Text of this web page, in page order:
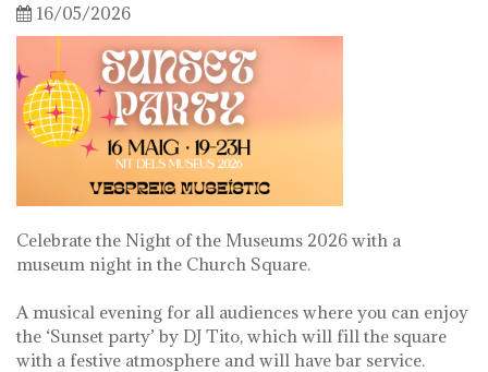
16/05/2026
Celebrate the Night of the Museums 2026 with a
museum night in the Church Square.
A musical evening for all audiences where you can enjoy
the ‘Sunset party’ by DJ Tito, which will fill the square
with a festive atmosphere and will have bar service.